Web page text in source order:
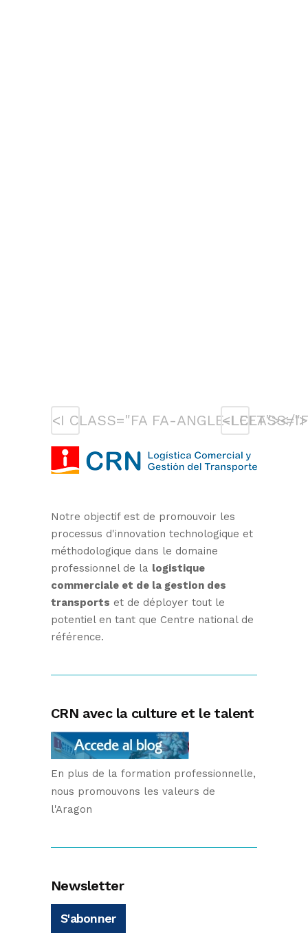
<I CLASS="FA FA-ANGLE-LEFT"></I>
<I
Notre objectif est de promouvoir les
processus d'innovation technologique et
méthodologique dans le domaine
professionnel de la logistique
commerciale et de la gestion des
transports et de déployer tout le
potentiel en tant que Centre national de
référence.
CRN avec la culture et le talent
En plus de la formation professionnelle,
nous promouvons les valeurs de
l'Aragon
Newsletter
S'abonner